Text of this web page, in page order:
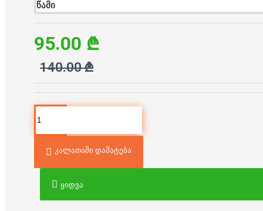
წამი
95.00 ₾
140.00 ₾
კალათაში დამატება
ყიდვა